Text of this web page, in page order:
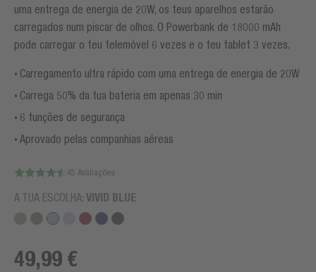
uma entrega de energia de 20W, os teus aparelhos estarão
carregados num piscar de olhos. O Powerbank de 18000 mAh
pode carregar o teu telemóvel 6 vezes e o teu tablet 3 vezes.
Carregamento ultra rápido com uma entrega de energia de 20W
Carrega 50% da tua bateria em apenas 30 min
6 funções de segurança
Aprovado pelas companhias aéreas
45 Avaliações
A TUA ESCOLHA: VIVID BLUE
49,99 €